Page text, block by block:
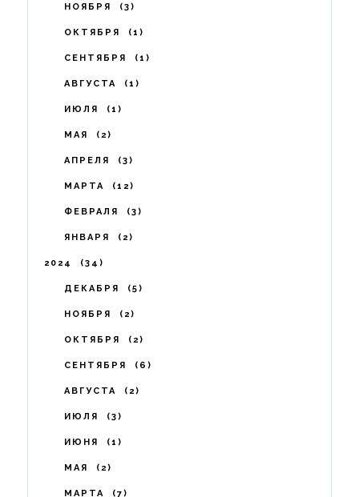
НОЯБРЯ 3
ОКТЯБРЯ 1
СЕНТЯБРЯ 1
АВГУСТА 1
ИЮЛЯ 1
МАЯ 2
АПРЕЛЯ 3
МАРТА 12
ФЕВРАЛЯ 3
ЯНВАРЯ 2
2024 34
ДЕКАБРЯ 5
НОЯБРЯ 2
ОКТЯБРЯ 2
СЕНТЯБРЯ 6
АВГУСТА 2
ИЮЛЯ 3
ИЮНЯ 1
МАЯ 2
МАРТА 7